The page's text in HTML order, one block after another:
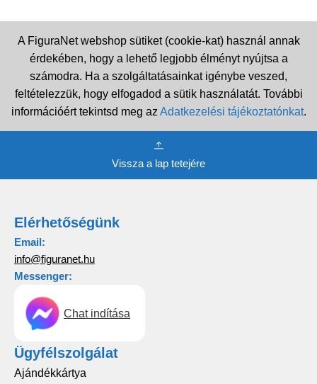
A FiguraNet webshop sütiket (cookie-kat) használ annak
érdekében, hogy a lehető legjobb élményt nyújtsa a
számodra. Ha a szolgáltatásainkat igénybe veszed,
feltételezzük, hogy elfogadod a sütik használatát. További
információért tekintsd meg az Adatkezelési tájékoztatónkat.
Vissza a lap tetejére
Elérhetőségünk
Email:
info@figuranet.hu
Messenger:
Chat indítása
Ügyfélszolgálat
Ajándékkártya